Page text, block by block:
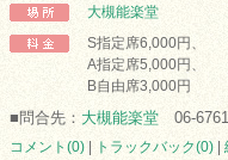
大槻能楽堂
S指定席6,000円、
A指定席5,000円、
B自由席3,000円
■問合先： 大槻能楽堂 06-
コメント(0) トラックバック(0)